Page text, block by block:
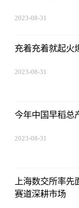
2023-08-31
充着充着就起火
2023-08-31
今年中国早稻总
2023-08-31
上海数交所率
赛道深耕市场